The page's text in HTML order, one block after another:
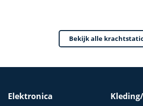
Verstelbaar -
Krachttraining - Tot
Bekijk alle
Elektronica